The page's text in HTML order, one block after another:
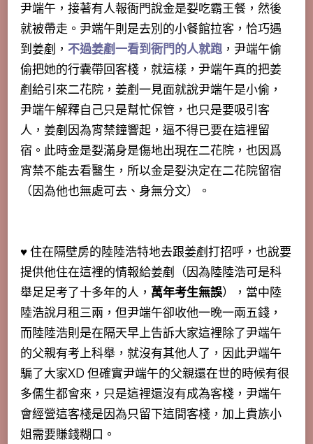
尹端午，接著有人報衙門說金是姴吃霸王餐，然後
就被帶走。尹端午則是去別的小餐館拉客，恰巧遇
到姜剷， 不過姜剷一看到衙門的人就跑 ，尹端午偷
偷把她的行囊帶回客棧，就這樣，尹端午真的把姜
剷給引來二花院，姜剷一見面就說尹端午是小偷，
尹端午解釋自己只是幫忙保管，也只是要吸引客
人，姜剷因為宵禁鐘響起，逼不得已要在這裡留
宿。此時金是姴滿身是傷地出現在二花院，也因爲
宵禁不能去看醫生，所以金是姴決定在二花院留宿
（因為他也無處可去、身無分文）。
♥ 住在隔壁房的陸陸浩特地去跟姜剷打招呼，也說要
提供他住在這裡的情報給姜剷（因為陸陸浩可是科
舉足足考了十多年的人， 萬年考生無誤），當中陸
陸浩說月租三兩，但尹端午卻收他一晚一兩五錢，
而陸陸浩則是在隔天早上告訴大家這裡除了尹端午
的父親有考上科舉，就沒有其他人了，因此尹端午
騙了大家XD 但確實尹端午的父親還在世的時候有很
多儒生都會來，只是這裡還沒有成為客棧， 尹端午
會經營這客棧是因為只留下這間客棧，加上貴族小
姐需要賺錢糊口 。